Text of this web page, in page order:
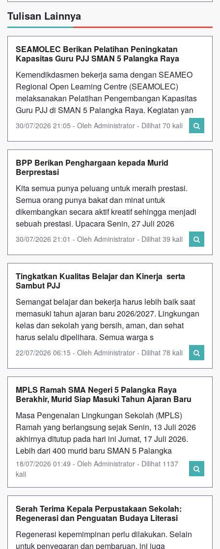
Tulisan Lainnya
SEAMOLEC Berikan Pelatihan Peningkatan
Kapasitas Guru PJJ SMAN 5 Palangka Raya
Kemendikdasmen bekerja sama dengan SEAMEO
Regional Open Learning Centre (SEAMOLEC)
melaksanakan Pelatihan Pengembangan Kapasitas
Guru PJJ di SMAN 5 Palangka Raya. Kegiatan yan
30/07/2026 21:05 - Oleh Administrator - Dilihat 70 kali
BPP Berikan Penghargaan kepada Murid
Berprestasi
Kita semua punya peluang untuk meraih prestasi.
Semua orang punya bakat dan minat untuk
dikembangkan secara aktif kreatif sehingga menjadi
sebuah prestasi. Upacara Senin, 27 Juli 2026
30/07/2026 21:01 - Oleh Administrator - Dilihat 39 kali
Tingkatkan Kualitas Belajar dan Kinerja serta
Sambut PJJ
Semangat belajar dan bekerja harus lebih baik saat
memasuki tahun ajaran baru 2026/2027. Lingkungan
kelas dan sekolah yang bersih, aman, dan sehat
harus selalu dipelihara. Semua warga s
22/07/2026 06:15 - Oleh Administrator - Dilihat 78 kali
MPLS Ramah SMA Negeri 5 Palangka Raya
Berakhir, Murid Siap Masuki Tahun Ajaran Baru
Masa Pengenalan Lingkungan Sekolah (MPLS)
Ramah yang berlangsung sejak Senin, 13 Juli 2026
akhirnya ditutup pada hari ini Jumat, 17 Juli 2026.
Lebih dari 400 murid baru SMAN 5 Palangka
18/07/2026 01:49 - Oleh Administrator - Dilihat 1137
kali
Serah Terima Kepala Perpustakaan Sekolah:
Regenerasi dan Penguatan Budaya Literasi
Regenerasi kepemimpinan perlu dilakukan. Selain
untuk penyegaran dan pembaruan, ini juga